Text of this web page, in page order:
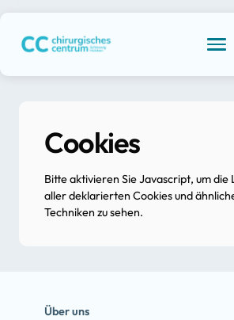
Cookies
Bitte aktivieren Sie Javascript, um die
aller deklarierten Cookies und
Techniken zu sehen.
Über uns